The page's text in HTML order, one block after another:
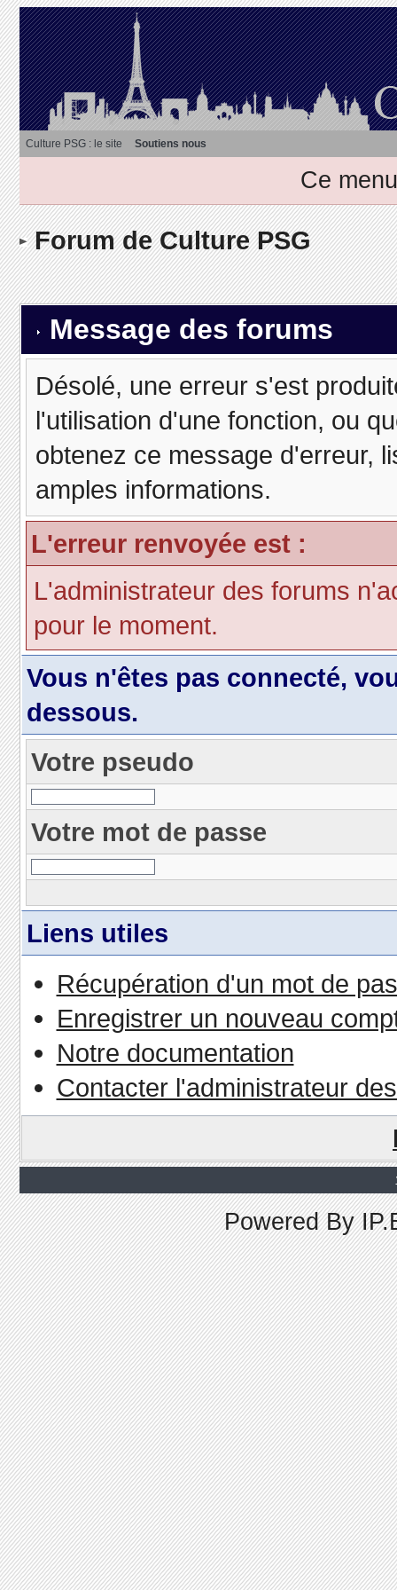
Culture PSG : le site Soutiens nous
Ce
Forum de Culture PSG
Message des forums
Désolé, une erreur s'est
l'utilisation d'une fonction, ou
obtenez ce message d'erreur,
amples informations.
L'erreur renvoyée est :
L'administrateur des forums
pour le moment.
Vous n'êtes pas connecté,
dessous.
Votre pseudo
Votre mot de passe
Liens utiles
Récupération d'un mot de
Enregistrer un nouveau
Notre documentation
Contacter l'administrateur
Powered By